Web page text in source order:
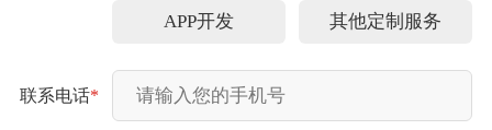
APP开发 其他定制服务
联系电话*